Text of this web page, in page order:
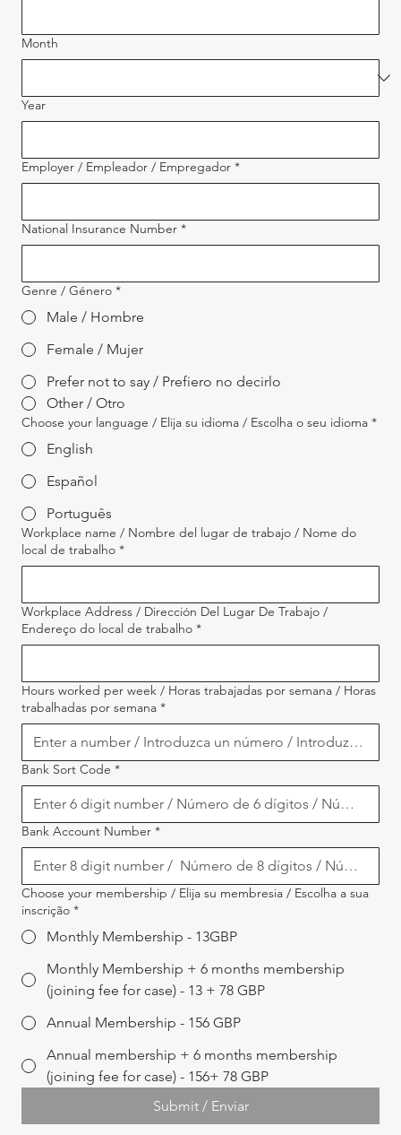
Month
Year
Employer / Empleador / Empregador *
National Insurance Number *
Genre / Género *
Male / Hombre
Female / Mujer
Prefer not to say / Prefiero no decirlo
Other / Otro
Choose your language / Elija su idioma / Escolha o seu idioma *
English
Español
Português
Workplace name / Nombre del lugar de trabajo / Nome do
local de trabalho *
Workplace Address / Dirección Del Lugar De Trabajo /
Endereço do local de trabalho *
Hours worked per week / Horas trabajadas por semana / Horas
trabalhadas por semana *
Bank Sort Code *
Bank Account Number *
Choose your membership / Elija su membresia / Escolha a sua
inscrição *
Monthly Membership - 13GBP
Monthly Membership + 6 months membership
(joining fee for case) - 13 + 78 GBP
Annual Membership - 156 GBP
Annual membership + 6 months membership
(joining fee for case) - 156+ 78 GBP
Submit / Enviar